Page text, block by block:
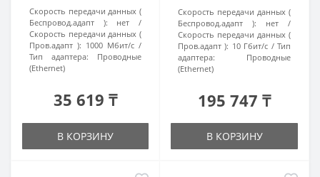
Скорость передачи данных (
Беспровод.адапт ):
нет
Скорость передачи данных (
Пров.адапт ): 1000 Мбит/с
Тип адаптера:
Проводные
(Ethernet)
35 619 ₸
В КОРЗИНУ
Скорость передачи данных (
Беспровод.адапт ):
нет
Скорость передачи данных (
Пров.адапт ): 10 Гбит/с
Тип
адаптера:
Проводные
(Ethernet)
195 747 ₸
В КОРЗИНУ